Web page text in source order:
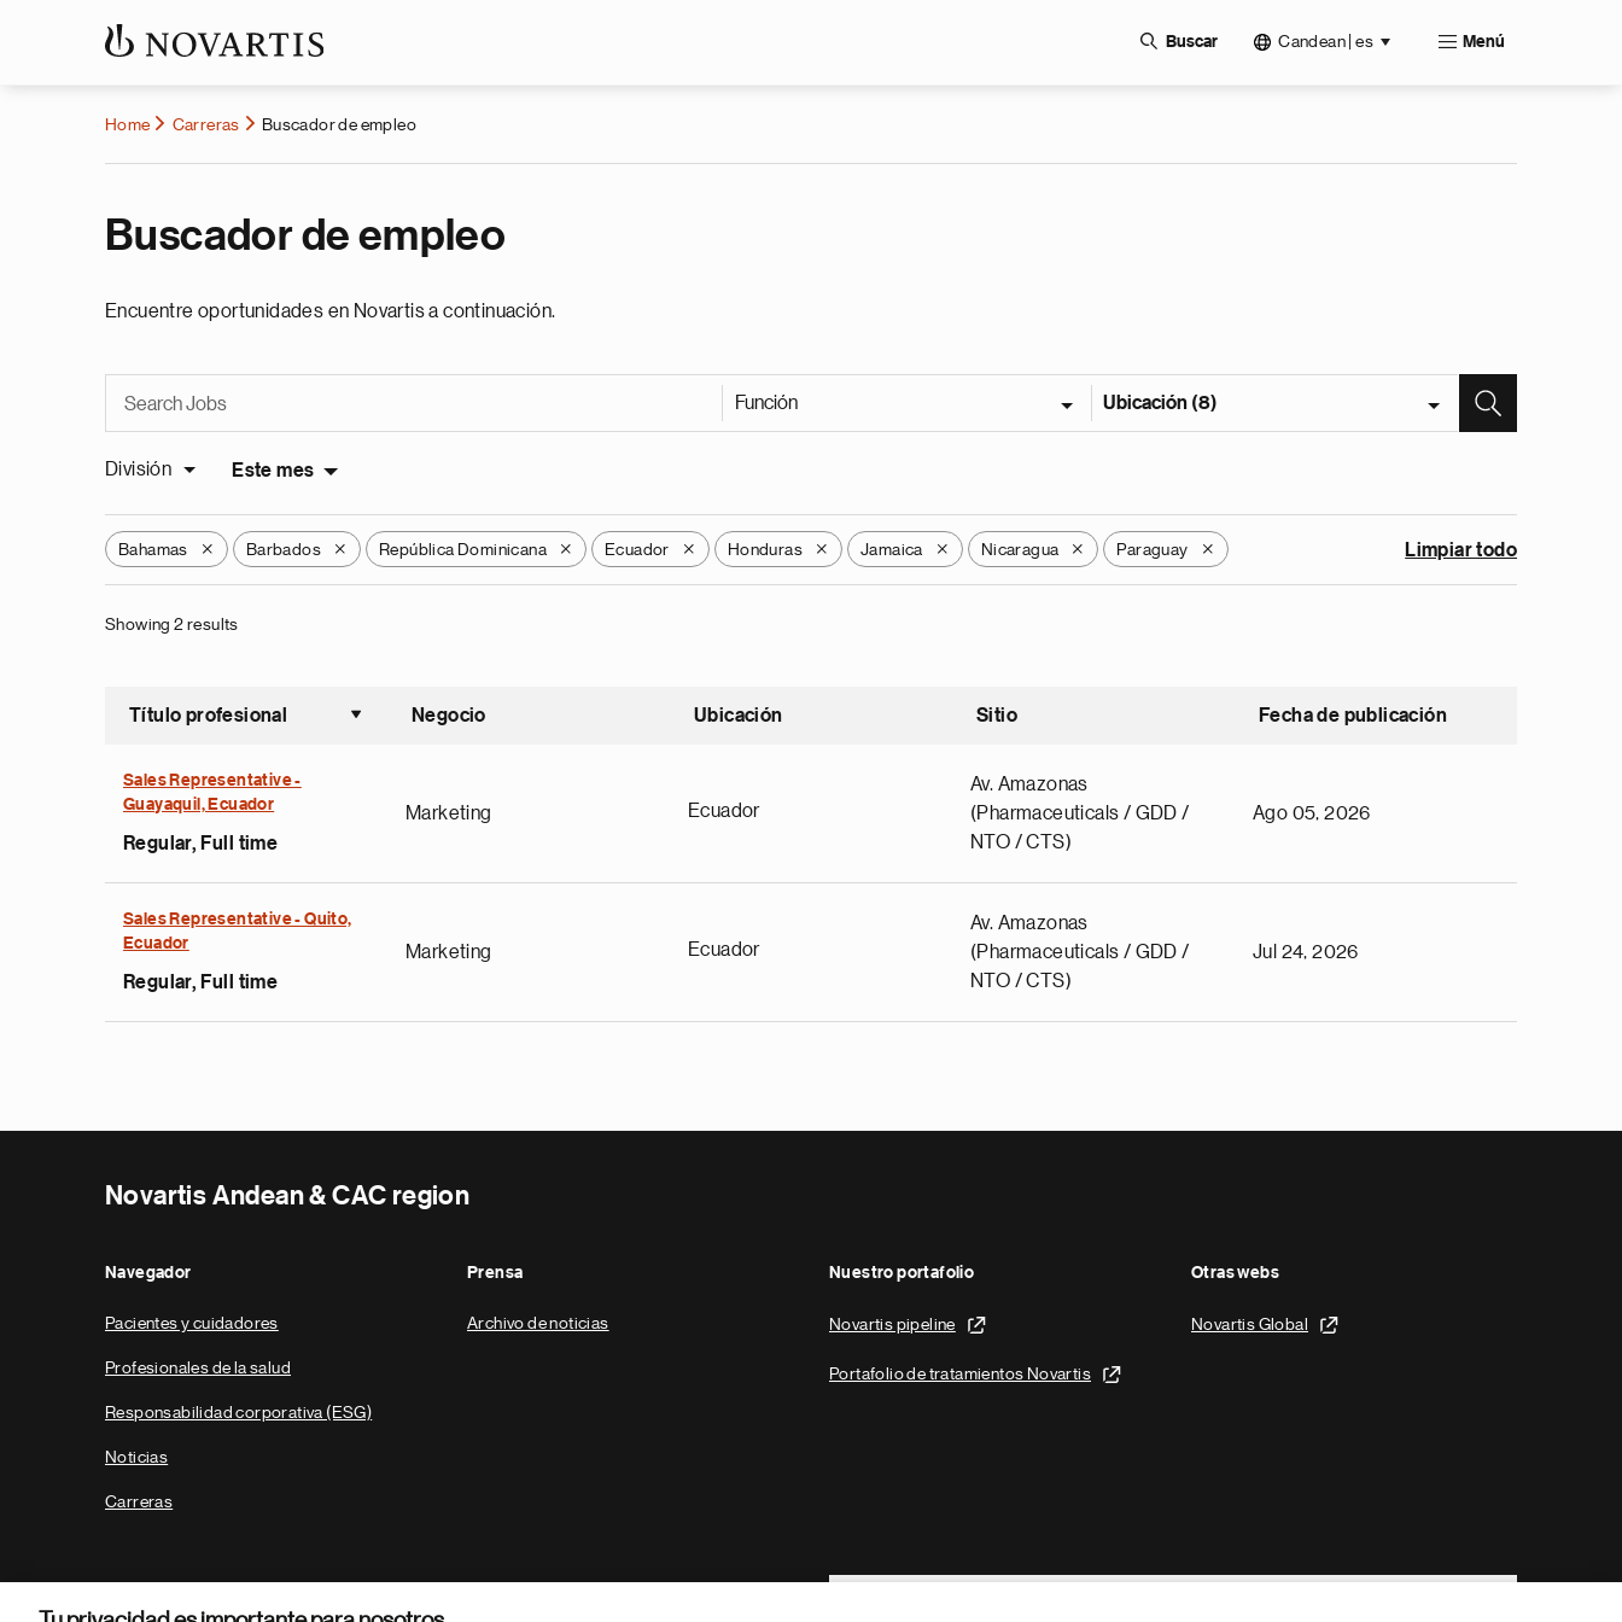
Buscar Candean | es Menú
Home Carreras Buscador de empleo
Buscador de empleo
Encuentre oportunidades en Novartis a continuación.
Función Ubicación (8)
División Este mes
Bahamas X Barbados X República Dominicana X Ecuador X Honduras X Jamaica X Nicaragua X Paraguay X Limpiar todo
Showing 2 results
Título profesional
Ordenar ascendente
Negocio Ubicación Sitio Fecha de publicación
Sales Representative -
Guayaquil, Ecuador
Regular, Full time
Marketing Ecuador
Av. Amazonas
(Pharmaceuticals / GDD /
NTO / CTS)
Ago 05, 2026
Sales Representative - Quito,
Ecuador
Regular, Full time
Marketing Ecuador
Av. Amazonas
(Pharmaceuticals / GDD /
NTO / CTS)
Jul 24, 2026
Novartis Andean & CAC region
Navegador
Pacientes y cuidadores
Profesionales de la salud
Responsabilidad corporativa (ESG)
Noticias
Carreras
Prensa
Archivo de noticias
Nuestro portafolio
Novartis pipeline
Portafolio de tratamientos Novartis
Otras webs
Novartis Global
Footer Site Search